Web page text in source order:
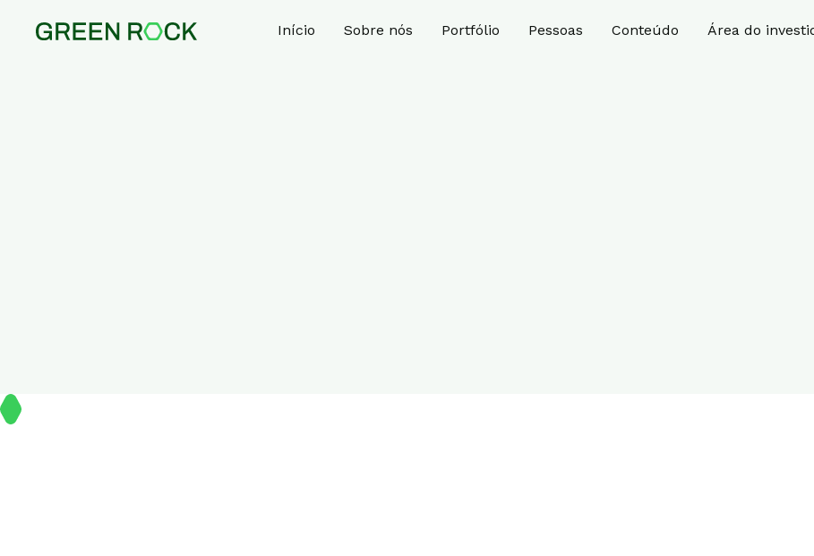
Início Sobre nós Portfólio Pessoas Conteúdo Área do